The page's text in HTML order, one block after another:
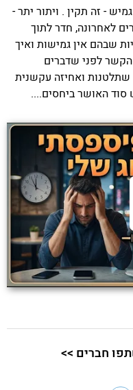
- זה תקין . ויתור יתר -
לאחרונה, חדר לתוך
שבהם אין גמישות ואיך
לפני שדברים
ואחיזה עקשנית
סוד האושר ביחסים....
חברים >>